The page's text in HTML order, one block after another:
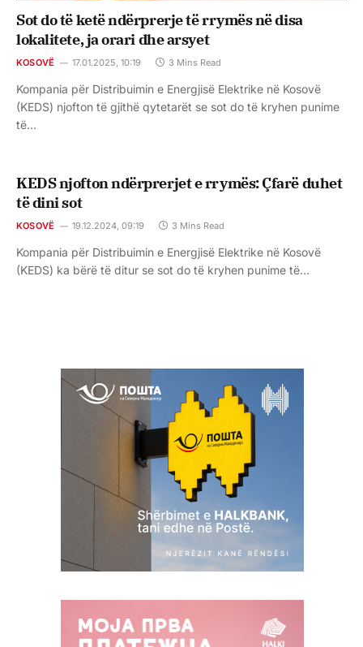
Sot do të ketë ndërprerje të rrymës në disa
lokalitete, ja orari dhe arsyet
KOSOVË 17.01.2025, 10:19 3 Mins Read
Kompania për Distribuimin e Energjisë Elektrike në Kosovë
(KEDS) njofton të gjithë qytetarët se sot do të kryhen punime
të…
KEDS njofton ndërprerjet e rrymës: Çfarë duhet
të dini sot
KOSOVË 19.12.2024, 09:19 3 Mins Read
Kompania për Distribuimin e Energjisë Elektrike në Kosovë
(KEDS) ka bërë të ditur se sot do të kryhen punime të…